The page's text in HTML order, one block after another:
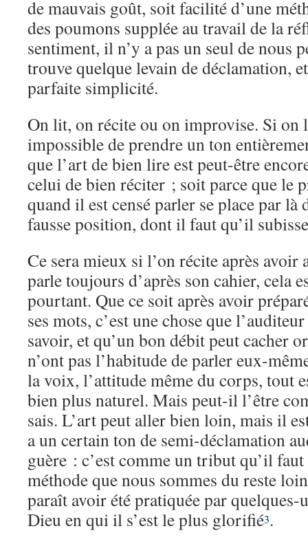
de mauvais goût, soit facilité d’une
des poumons supplée au travail de la
sentiment, il n’y a pas un seul de nous
trouve quelque levain de déclamation,
parfaite simplicité.
On lit, on récite ou on improvise. Si on
impossible de prendre un ton
que l’art de bien lire est peut-être
celui de bien réciter ; soit parce que le
quand il est censé parler se place par là
fausse position, dont il faut qu’il
Ce sera mieux si l’on récite après
parle toujours d’après son cahier, cela
pourtant. Que ce soit après avoir
ses mots, c’est une chose que
savoir, et qu’un bon débit peut cacher
n’ont pas l’habitude de parler eux-
la voix, l’attitude même du corps, tout
bien plus naturel. Mais peut-il l’être
sais. L’art peut aller bien loin, mais il
a un certain ton de semi-déclamation
guère : c’est comme un tribut qu’il
méthode que nous sommes du reste
paraît avoir été pratiquée par quelques-
Dieu en qui il s’est le plus glorifié3.